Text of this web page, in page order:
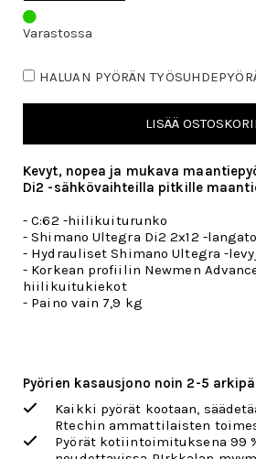
Varastossa
HALUAN PYÖRÄN
LISÄÄ
Kevyt, nopea ja mukava
Di2 -sähkövaihteilla pitkille
- C:62 -hiilikuiturunko
- Shimano Ultegra Di2 2x12 -
- Hydrauliset Shimano Ultegra -
- Korkean profiilin Newmen
hiilikuitukiekot
- Paino vain 7,9 kg
Pyörien kasausjono noin 2-5
Kaikki pyörät kootaan,
Rtechin ammattilaisten
Pyörät kotiintoimituksena 99